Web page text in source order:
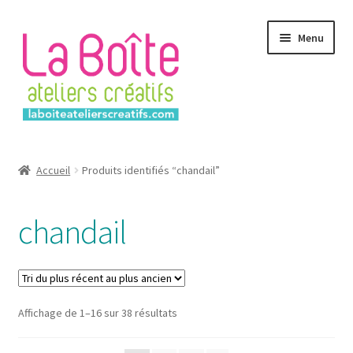
la
navigation
contenu
Menu
Login
Password Reset
Register
Accueil Produits identifiés “chandail”
chandail
Affichage de 1–16 sur 38 résultatsSorted